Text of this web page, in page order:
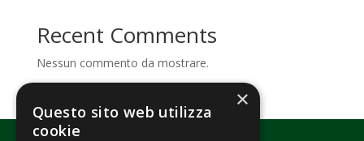
Recent Comments
Nessun commento da mostrare.
×
Questo sito web utilizza
cookie